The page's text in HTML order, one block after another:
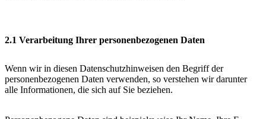
2.1 Verarbeitung Ihrer personenbezogenen Daten
Wenn wir in diesen Datenschutzhinweisen den Begriff der
personenbezogenen Daten verwenden, so verstehen wir darunter
alle Informationen, die sich auf Sie beziehen.